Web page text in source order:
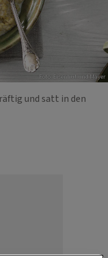
Foto: Eisenhut und Mayer
und satt in den